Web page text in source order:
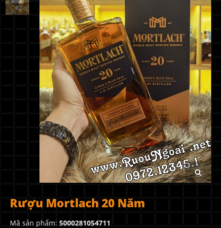
Rượu Mortlach 20 Năm
Mã sản phẩm: 5000281054711